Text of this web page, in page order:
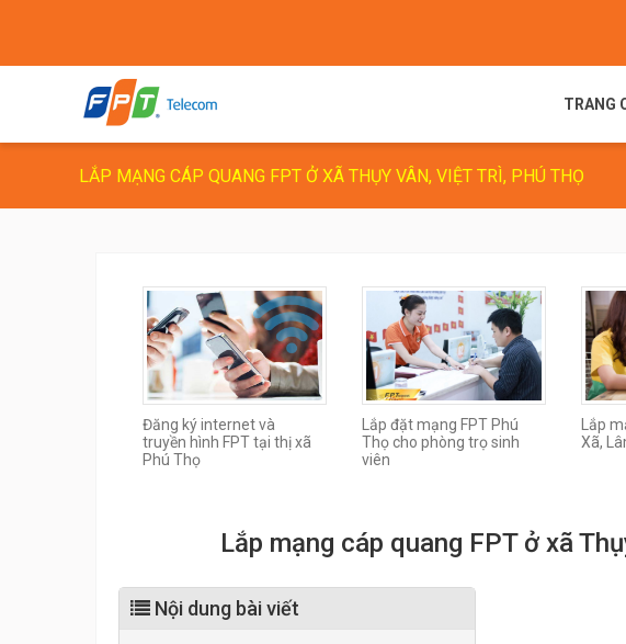
TRANG
LẮP MẠNG CÁP QUANG FPT Ở XÃ THỤY VÂN, VIỆT TRÌ, PHÚ THỌ
Đăng ký internet và
truyền hình FPT tại thị xã
Phú Thọ
Lắp đặt mạng FPT Phú
Thọ cho phòng trọ sinh
viên
Lắp
Xã,
Lắp mạng cáp quang FPT ở xã
Nội dung bài viết